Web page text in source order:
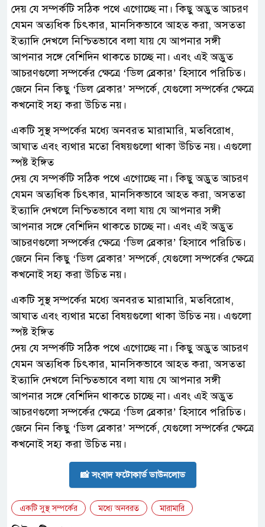
দেয় যে সম্পর্কটি সঠিক পথে এগোচ্ছে না। কিছু অদ্ভুত আচরণ
যেমন অত্যধিক চিৎকার, মানসিকভাবে আহত করা, অসততা
ইত্যাদি দেখলে নিশ্চিতভাবে বলা যায় যে আপনার সঙ্গী
আপনার সঙ্গে বেশিদিন থাকতে চাচ্ছে না। এবং এই অদ্ভুত
আচরণগুলো সম্পর্কের ক্ষেত্রে ‘ডিল ব্রেকার’ হিসাবে পরিচিত।
জেনে নিন কিছু ‘ডিল ব্রেকার’ সম্পর্কে, যেগুলো সম্পর্কের ক্ষেত্রে
কখনোই সহ্য করা উচিত নয়।
একটি সুস্থ সম্পর্কের মধ্যে অনবরত মারামারি, মতবিরোধ,
আঘাত এবং ব্যথার মতো বিষয়গুলো থাকা উচিত নয়। এগুলো
স্পষ্ট ইঙ্গিত
দেয় যে সম্পর্কটি সঠিক পথে এগোচ্ছে না। কিছু অদ্ভুত আচরণ
যেমন অত্যধিক চিৎকার, মানসিকভাবে আহত করা, অসততা
ইত্যাদি দেখলে নিশ্চিতভাবে বলা যায় যে আপনার সঙ্গী
আপনার সঙ্গে বেশিদিন থাকতে চাচ্ছে না। এবং এই অদ্ভুত
আচরণগুলো সম্পর্কের ক্ষেত্রে ‘ডিল ব্রেকার’ হিসাবে পরিচিত।
জেনে নিন কিছু ‘ডিল ব্রেকার’ সম্পর্কে, যেগুলো সম্পর্কের ক্ষেত্রে
কখনোই সহ্য করা উচিত নয়।
একটি সুস্থ সম্পর্কের মধ্যে অনবরত মারামারি, মতবিরোধ,
আঘাত এবং ব্যথার মতো বিষয়গুলো থাকা উচিত নয়। এগুলো
স্পষ্ট ইঙ্গিত
দেয় যে সম্পর্কটি সঠিক পথে এগোচ্ছে না। কিছু অদ্ভুত আচরণ
যেমন অত্যধিক চিৎকার, মানসিকভাবে আহত করা, অসততা
ইত্যাদি দেখলে নিশ্চিতভাবে বলা যায় যে আপনার সঙ্গী
আপনার সঙ্গে বেশিদিন থাকতে চাচ্ছে না। এবং এই অদ্ভুত
আচরণগুলো সম্পর্কের ক্ষেত্রে ‘ডিল ব্রেকার’ হিসাবে পরিচিত।
জেনে নিন কিছু ‘ডিল ব্রেকার’ সম্পর্কে, যেগুলো সম্পর্কের ক্ষেত্রে
কখনোই সহ্য করা উচিত নয়।
📸 সংবাদ ফটোকার্ড ডাউনলোড
একটি সুস্থ সম্পর্কের মধ্যে অনবরত মারামারি